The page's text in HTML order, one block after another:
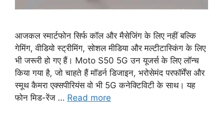
आजकल स्मार्टफोन सिर्फ कॉल और मैसेजिंग के लिए नहीं बल्कि
गेमिंग, वीडियो स्ट्रीमिंग, सोशल मीडिया और मल्टीटास्किंग के लिए
भी जरूरी हो गए हैं। Moto S50 5G उन यूजर्स के लिए लॉन्च
किया गया है, जो चाहते हैं मॉडर्न डिजाइन, भरोसेमंद परफॉर्मेंस और
स्मूथ कैमरा एक्सपीरियंस वो भी 5G कनेक्टिविटी के साथ। यह
फोन मिड-रेंज … Read more